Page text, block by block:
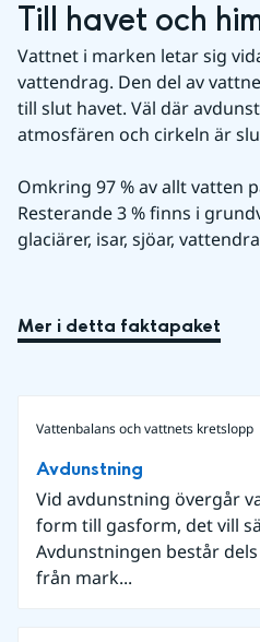
Till havet och
Vattnet i marken letar sig
vattendrag. Den del av
till slut havet. Väl där
atmosfären och cirkeln är
Omkring 97 % av allt vatten
Resterande 3 % finns i
glaciärer, isar, sjöar,
Mer i detta faktapaket
Vattenbalans och vattnets kretslopp
Avdunstning
Vid avdunstning övergår
form till gasform, det vill
Avdunstningen består
från mark...